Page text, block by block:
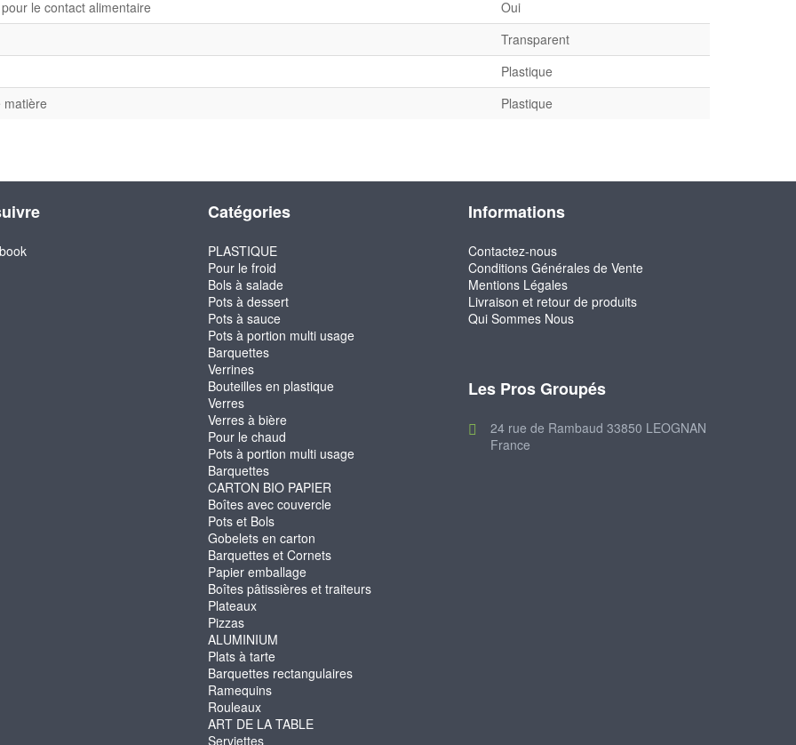
le contact alimentaire
Oui
Transparent
Plastique
matière
Plastique
Catégories
PLASTIQUE
Pour le froid
Bols à salade
Pots à dessert
Pots à sauce
Pots à portion multi usage
Barquettes
Verrines
Bouteilles en plastique
Verres
Verres à bière
Pour le chaud
Pots à portion multi usage
Barquettes
CARTON BIO PAPIER
Boîtes avec couvercle
Pots et Bols
Gobelets en carton
Barquettes et Cornets
Papier emballage
Boîtes pâtissières et traiteurs
Plateaux
Pizzas
ALUMINIUM
Plats à tarte
Barquettes rectangulaires
Ramequins
Rouleaux
ART DE LA TABLE
Serviettes
Informations
Contactez-nous
Conditions Générales de Vente
Mentions Légales
Livraison et retour de produits
Qui Sommes Nous
Les Pros Groupés
24 rue de Rambaud 33850 LEOGNAN
France